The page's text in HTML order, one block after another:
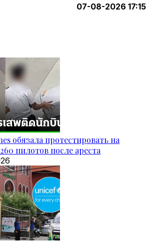
07-08-2026 17:15
обязала протестировать на
пилотов после ареста